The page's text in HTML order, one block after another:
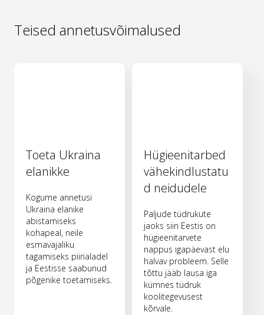
Teised annetusvõimalused
Toeta Ukraina
elanikke
Kogume annetusi
Ukraina elanike
abistamiseks
kohapeal, neile
esmavajaliku
tagamiseks piirialadel
ja Eestisse saabunud
põgenike toetamiseks.
Hügieenitarbed
vähekindlustatu
d neidudele
Paljude tüdrukute
jaoks siin Eestis on
hügieenitarvete
nappus igapäevast elu
halvav probleem. Selle
tõttu jääb lausa iga
kümnes tüdruk
koolitegevusest
kõrvale.